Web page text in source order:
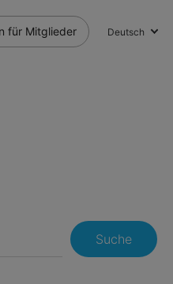
für Mitglieder Deutsch
Suche